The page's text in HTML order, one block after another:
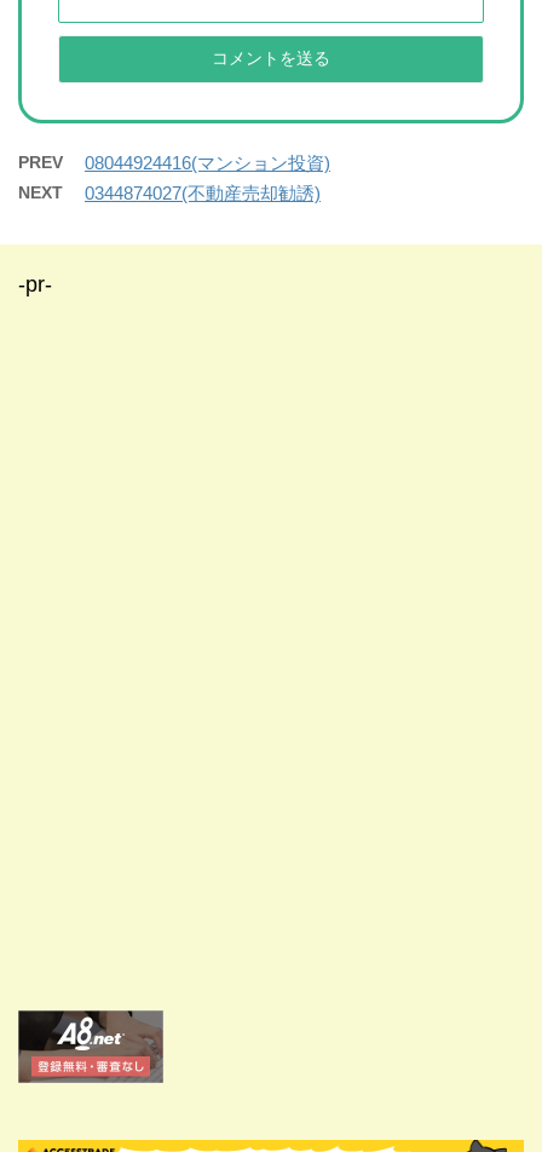
PREV 08044924416(マンション投資)
NEXT 0344874027(不動産売却勧誘)
-pr-